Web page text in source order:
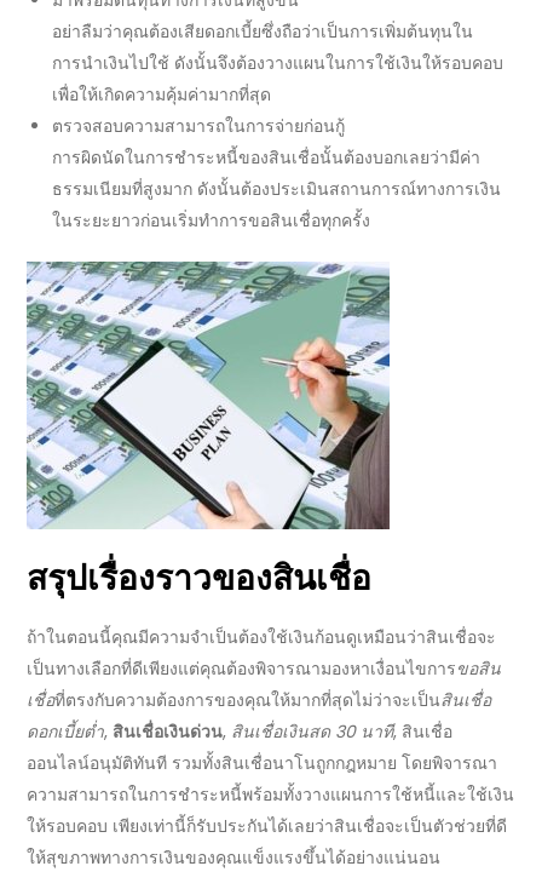
อย่าลืมว่าคุณต้องเสียดอกเบี้ยซึ่งถือว่าเป็นการเพิ่มต้นทุนใน
การนำเงินไปใช้ ดังนั้นจึงต้องวางแผนในการใช้เงินให้รอบคอบ
เพื่อให้เกิดความคุ้มค่ามากที่สุด
ตรวจสอบความสามารถในการจ่ายก่อนกู้
การผิดนัดในการชำระหนี้ของสินเชื่อนั้นต้องบอกเลยว่ามีค่า
ธรรมเนียมที่สูงมาก ดังนั้นต้องประเมินสถานการณ์ทางการเงิน
ในระยะยาวก่อนเริ่มทำการขอสินเชื่อทุกครั้ง
สรุปเรื่องราวของสินเชื่อ
ถ้าในตอนนี้คุณมีความจำเป็นต้องใช้เงินก้อนดูเหมือนว่าสินเชื่อจะ
เป็นทางเลือกที่ดีเพียงแต่คุณต้องพิจารณามองหาเงื่อนไขการขอสิน
เชื่อที่ตรงกับความต้องการของคุณให้มากที่สุดไม่ว่าจะเป็นสินเชื่อ
ดอกเบี้ยต่ำ, สินเชื่อเงินด่วน, สินเชื่อเงินสด 30 นาที, สินเชื่อ
ออนไลน์อนุมัติทันที รวมทั้งสินเชื่อนาโนถูกกฎหมาย โดยพิจารณา
ความสามารถในการชำระหนี้พร้อมทั้งวางแผนการใช้หนี้และใช้เงิน
ให้รอบคอบ เพียงเท่านี้ก็รับประกันได้เลยว่าสินเชื่อจะเป็นตัวช่วยที่ดี
ให้สุขภาพทางการเงินของคุณแข็งแรงขึ้นได้อย่างแน่นอน